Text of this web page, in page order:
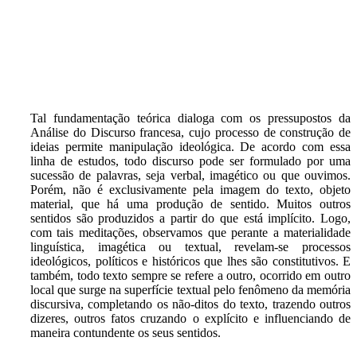
Tal fundamentação teórica dialoga com os pressupostos da
Análise do Discurso francesa, cujo processo de construção de
ideias permite manipulação ideológica. De acordo com essa
linha de estudos, todo discurso pode ser formulado por uma
sucessão de palavras, seja verbal, imagético ou que ouvimos.
Porém, não é exclusivamente pela imagem do texto, objeto
material, que há uma produção de sentido. Muitos outros
sentidos são produzidos a partir do que está implícito. Logo,
com tais meditações, observamos que perante a materialidade
linguística, imagética ou textual, revelam-se processos
ideológicos, políticos e históricos que lhes são constitutivos. E
também, todo texto sempre se refere a outro, ocorrido em outro
local que surge na superfície textual pelo fenômeno da memória
discursiva, completando os não-ditos do texto, trazendo outros
dizeres, outros fatos cruzando o explícito e influenciando de
maneira contundente os seus sentidos.